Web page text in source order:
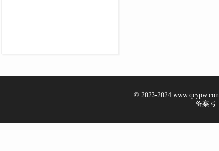
© 2023-2024
备案号